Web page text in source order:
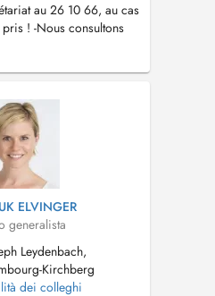
au 26 10 66, au cas
! -Nous consultons
2 ans. -Vaccination
par téléphone !! -
pour convenance
...
ELVINGER
generalista
Leydenbach,
Kirchberg
dei colleghi